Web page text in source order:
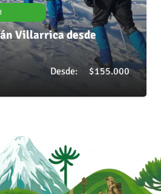
Villarrica desde
Desde: $155.000